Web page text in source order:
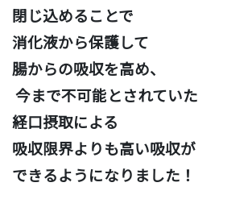
閉じ込めることで
消化液から保護して
腸からの吸収を高め、
今まで不可能とされていた
経口摂取による
吸収限界よりも高い吸収が
できるようになりました！